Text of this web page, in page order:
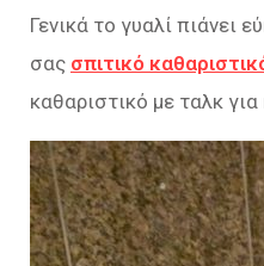
Γενικά το γυαλί πιάνει
σας σπιτικό
καθαριστικό με ταλκ